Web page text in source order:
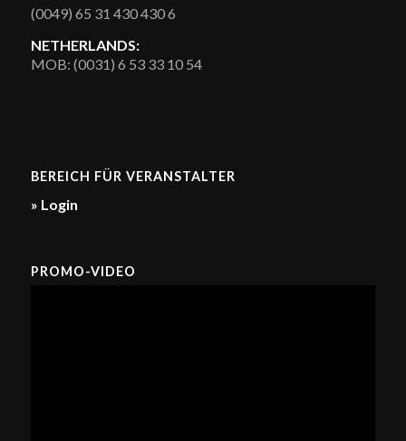
(0049) 65 31 430 430 6
NETHERLANDS:
MOB: (0031) 6 53 33 10 54
BEREICH FÜR VERANSTALTER
» Login
PROMO-VIDEO